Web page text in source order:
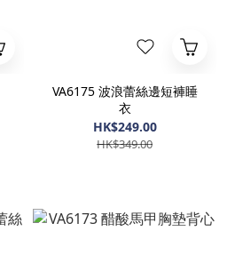
VA6175 波浪蕾絲邊短褲睡
衣
HK$249.00
HK$349.00